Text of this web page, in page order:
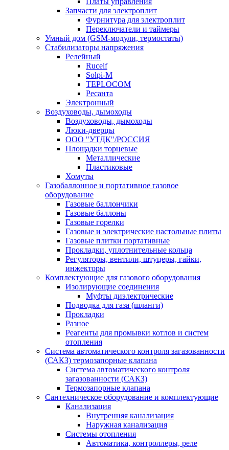
Запчасти для электроплит
Фурнитура для электроплит
Переключатели и таймеры
Умный дом (GSM-модули, термостаты)
Cтабилизаторы напряжения
Релейный
Rucelf
Solpi-M
TEPLOCOM
Ресанта
Электронный
Воздуховоды, дымоходы
Воздуховоды, дымоходы
Люки-дверцы
ООО "УТДК"/РОССИЯ
Площадки торцевые
Металлические
Пластиковые
Хомуты
Газобаллонное и портативное газовое
оборудование
Газовые баллончики
Газовые баллоны
Газовые горелки
Газовые и электрические настольные плиты
Газовые плитки портативные
Прокладки, уплотнительные кольца
Регуляторы, вентили, штуцеры, гайки,
инжекторы
Комплектующие для газового оборудования
Изолирующие соединения
Муфты диэлектрические
Подводка для газа (шланги)
Прокладки
Разное
Реагенты для промывки котлов и систем
отопления
Система автоматического контроля загазованности
(САКЗ) термозапорные клапана
Система автоматического контроля
загазованности (САКЗ)
Термозапорные клапана
Сантехническое оборудование и комплектующие
Канализация
Внутренняя канализация
Наружная канализация
Системы отопления
Автоматика, контроллеры, реле